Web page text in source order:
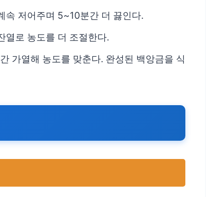
속 저어주며 5~10분간 더 끓인다.
열로 농도를 더 조절한다.
가열해 농도를 맞춘다. 완성된 백앙금을 식